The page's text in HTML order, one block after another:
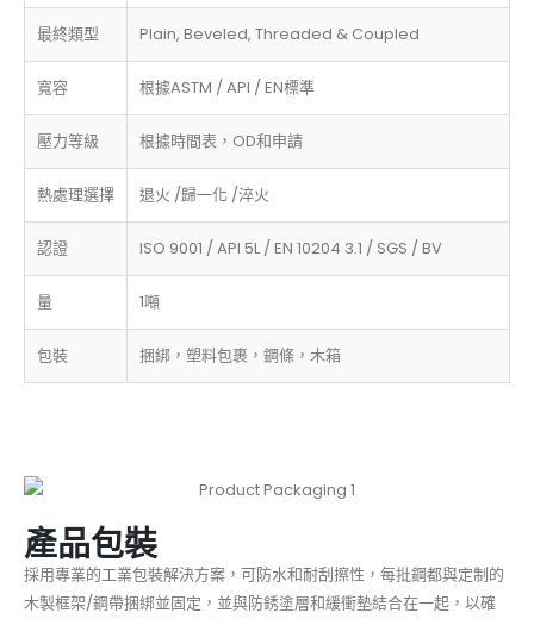
最終類型 Plain, Beveled, Threaded & Coupled
寬容 根據ASTM / API / EN標準
壓力等級 根據時間表，OD和申請
熱處理選擇 退火 /歸一化 /淬火
認證 ISO 9001 / API 5L / EN 10204 3.1 / SGS / BV
量 1噸
包裝 捆綁，塑料包裹，鋼條，木箱
產品包裝
採用專業的工業包裝解決方案，可防水和耐刮擦性，每批鋼都與定制的
木製框架/鋼帶捆綁並固定，並與防銹塗層和緩衝墊結合在一起，以確